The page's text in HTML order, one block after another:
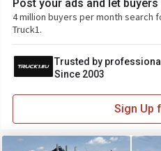
Post your ads and let
4 million buyers per month search
Truck1.
Trusted by
Since 2003
Sign Up